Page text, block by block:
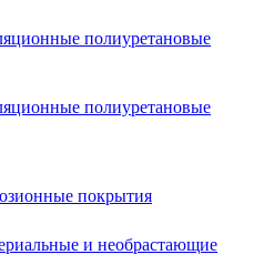
полиуретановые
полиуретановые
покрытия
и необрастающие